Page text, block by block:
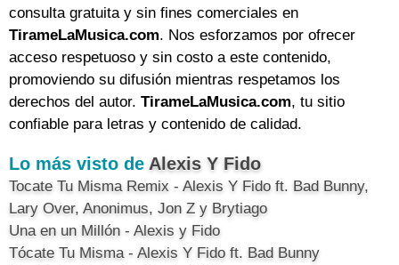
consulta gratuita y sin fines comerciales en
TirameLaMusica.com. Nos esforzamos por ofrecer
acceso respetuoso y sin costo a este contenido,
promoviendo su difusión mientras respetamos los
derechos del autor. TirameLaMusica.com, tu sitio
confiable para letras y contenido de calidad.
Lo más visto de Alexis Y Fido
Tocate Tu Misma Remix - Alexis Y Fido ft. Bad Bunny,
Lary Over, Anonimus, Jon Z y Brytiago
Una en un Millón - Alexis y Fido
Tócate Tu Misma - Alexis Y Fido ft. Bad Bunny